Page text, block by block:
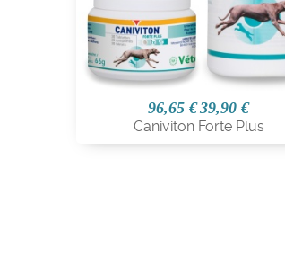
96,65 €39,90 €
Caniviton Forte Plus